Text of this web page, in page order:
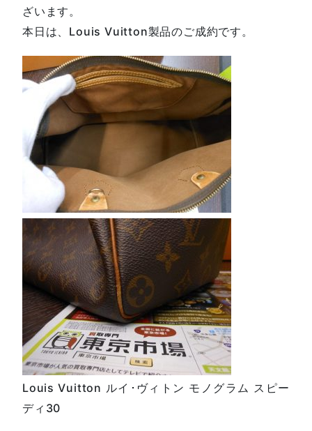
ざいます。
本日は、Louis Vuitton製品のご成約です。
Louis Vuitton ルイ･ヴィトン モノグラム スピー
ディ30